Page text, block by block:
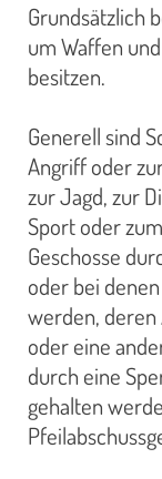
Grundsätzlich
um Waffen
besitzen.
Generell sind
Angriff oder
zur Jagd, zur
Sport oder
Geschosse
oder bei
werden,
oder eine
durch eine
gehalten